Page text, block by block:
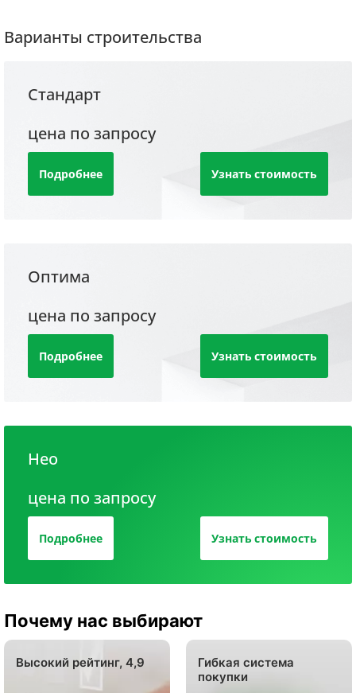
Варианты строительства
Стандарт
цена по запросу
Подробнее Узнать стоимость
Оптима
цена по запросу
Подробнее Узнать стоимость
Нео
цена по запросу
Подробнее Узнать стоимость
Почему нас выбирают
Высокий рейтинг, 4,9
Гибкая система
покупки